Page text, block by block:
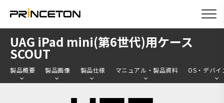
UAG iPad mini(第6世代)用ケース
SCOUT
製品概要 製品画像 製品仕様 マニュアル・製品資料 OS・デバイ